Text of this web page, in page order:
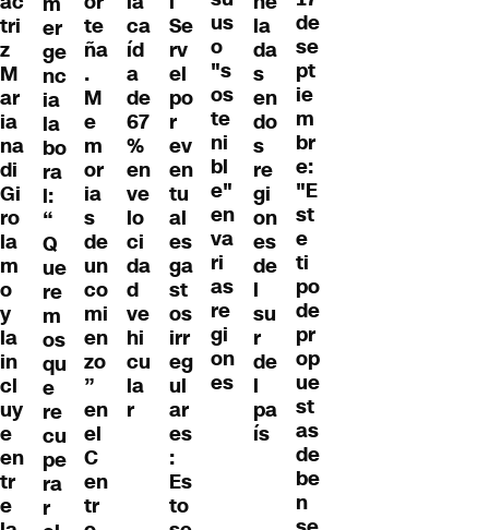
tri
z
M
ar
ia
na
di
Gi
ro
la
m
o
y
la
in
cl
uy
e
en
tr
e
er
ge
nc
ia
la
bo
ra
l:
“
Q
ue
re
m
os
qu
e
re
cu
pe
ra
r
te
ña
.
M
e
m
or
ia
s
de
un
co
mi
en
zo
”
en
el
C
en
tr
ca
íd
a
de
67
%
en
ve
lo
ci
da
d
ve
hi
cu
la
r
Se
rv
el
po
r
ev
en
tu
al
es
ga
st
os
irr
eg
ul
ar
es
:
Es
to
us
o
"s
os
te
ni
bl
e"
en
va
ri
as
re
gi
on
es
la
da
s
en
do
s
re
gi
on
es
de
l
su
r
de
l
pa
ís
de
se
pt
ie
m
br
e:
"E
st
e
ti
po
de
pr
op
ue
st
as
de
be
n